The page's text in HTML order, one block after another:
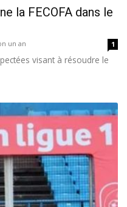
la FECOFA dans le
un an 1
visant à résoudre le